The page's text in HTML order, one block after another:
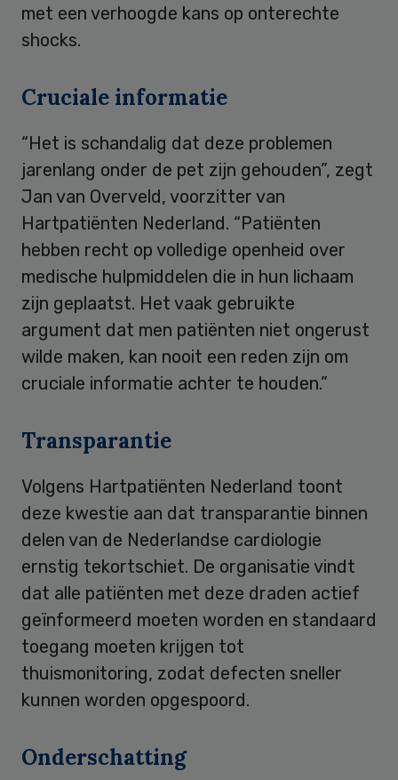
met een verhoogde kans op onterechte
shocks.
Cruciale informatie
“Het is schandalig dat deze problemen
jarenlang onder de pet zijn gehouden”, zegt
Jan van Overveld, voorzitter van
Hartpatiënten Nederland. “Patiënten
hebben recht op volledige openheid over
medische hulpmiddelen die in hun lichaam
zijn geplaatst. Het vaak gebruikte
argument dat men patiënten niet ongerust
wilde maken, kan nooit een reden zijn om
cruciale informatie achter te houden.”
Transparantie
Volgens Hartpatiënten Nederland toont
deze kwestie aan dat transparantie binnen
delen van de Nederlandse cardiologie
ernstig tekortschiet. De organisatie vindt
dat alle patiënten met deze draden actief
geïnformeerd moeten worden en standaard
toegang moeten krijgen tot
thuismonitoring, zodat defecten sneller
kunnen worden opgespoord.
Onderschatting